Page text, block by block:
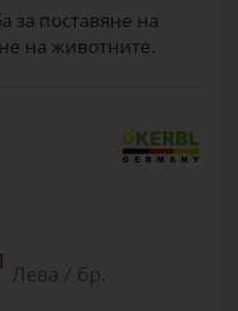
за поставяне на
на животните.
Лева / бр.